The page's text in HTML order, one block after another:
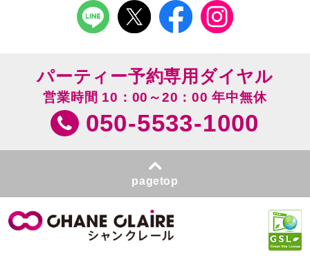
パーティー予約専用ダイヤル
営業時間 10：00～20：00 年中無休
050-5533-1000
pagetop